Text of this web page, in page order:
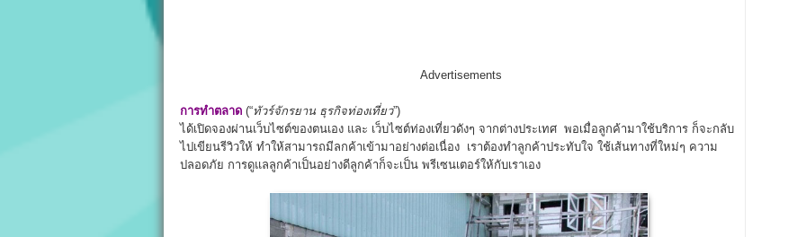
Advertisements
การทำตลาด (“ทัวร์จักรยาน ธุรกิจท่องเที่ยว”)
ได้เปิดจองผ่านเว็บไซต์ของตนเอง และ เว็บไซต์ท่องเที่ยวดังๆ จากต่างประเทศ พอเมื่อลูกค้ามาใช้บริการ ก็จะกลับ
ไปเขียนรีวิวให้ ทำให้สามารถมีลกค้าเข้ามาอย่างต่อเนื่อง เราต้องทำลูกค้าประทับใจ ใช้เส้นทางที่ใหม่ๆ ความ
ปลอดภัย การดูแลลูกค้าเป็นอย่างดีลูกค้าก็จะเป็น พรีเซนเตอร์ให้กับเราเอง